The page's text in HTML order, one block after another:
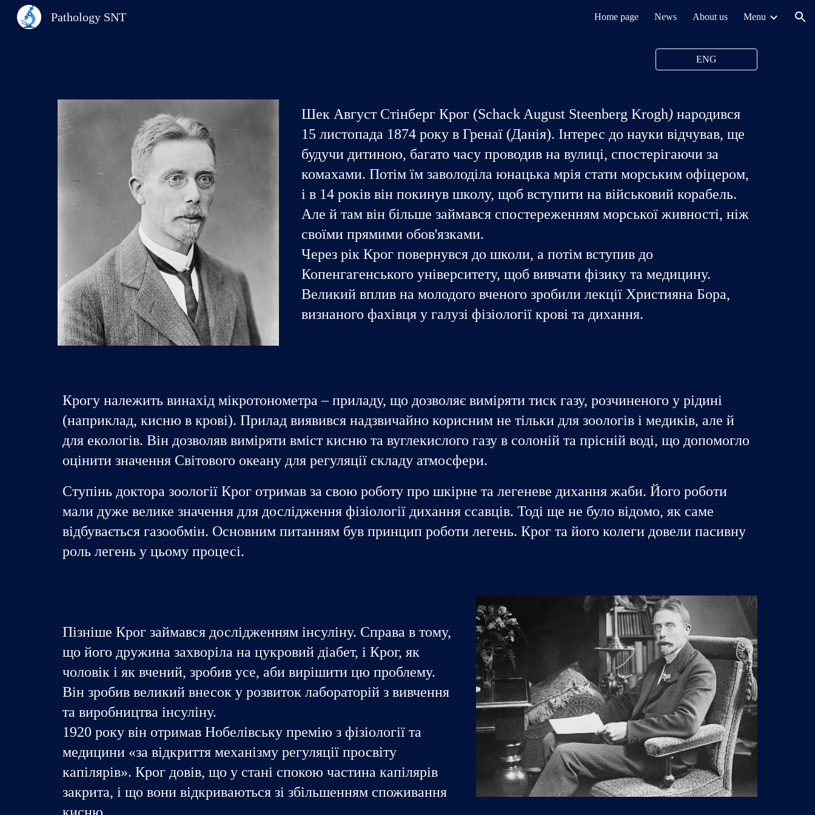
Pathology SNT Home page News About us Menu
ENG
Шек Август Стінберг Крог (Schack August Steenberg Krogh) народився
15 листопада 1874 року в Гренаї (Данія). Інтерес до науки відчував, ще
будучи дитиною, багато часу проводив на вулиці, спостерігаючи за
комахами. Потім їм заволоділа юнацька мрія стати морським офіцером,
і в 14 років він покинув школу, щоб вступити на військовий корабель.
Але й там він більше займався спостереженням морської живності, ніж
своїми прямими обов'язками.
Через рік Крог повернувся до школи, а потім вступив до
Копенгагенського університету, щоб вивчати фізику та медицину.
Великий вплив на молодого вченого зробили лекції Християна Бора,
визнаного фахівця у галузі фізіології крові та дихання.
Крогу належить винахід мікротонометра – приладу, що дозволяє виміряти тиск газу, розчиненого у рідині
(наприклад, кисню в крові). Прилад виявився надзвичайно корисним не тільки для зоологів і медиків, але й
для екологів. Він дозволяв виміряти вміст кисню та вуглекислого газу в солоній та прісній воді, що допомогло
оцінити значення Світового океану для регуляції складу атмосфери.
Ступінь доктора зоології Крог отримав за свою роботу про шкірне та легеневе дихання жаби. Його роботи
мали дуже велике значення для дослідження фізіології дихання ссавців. Тоді ще не було відомо, як саме
відбувається газообмін. Основним питанням був принцип роботи легень. Крог та його колеги довели пасивну
роль легень у цьому процесі.
Пізніше Крог займався дослідженням інсуліну. Справа в тому,
що його дружина захворіла на цукровий діабет, і Крог, як
чоловік і як вчений, зробив усе, аби вирішити цю проблему.
Він зробив великий внесок у розвиток лабораторій з вивчення
та виробництва інсуліну.
1920 року він отримав Нобелівську премію з фізіології та
медицини «за відкриття механізму регуляції просвіту
капілярів». Крог довів, що у стані спокою частина капілярів
закрита, і що вони відкриваються зі збільшенням споживання